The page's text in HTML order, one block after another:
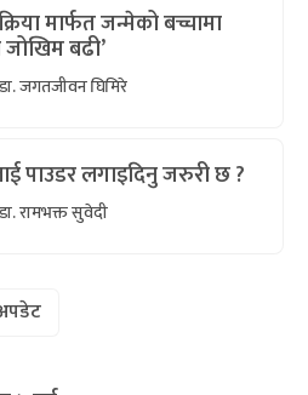
मार्फत जन्मेको बच्चामा
बढी’
डा. जगतजीवन घिमिरे
पाउडर लगाइदिनु जरुरी छ ?
डा. रामभक्त सुवेदी